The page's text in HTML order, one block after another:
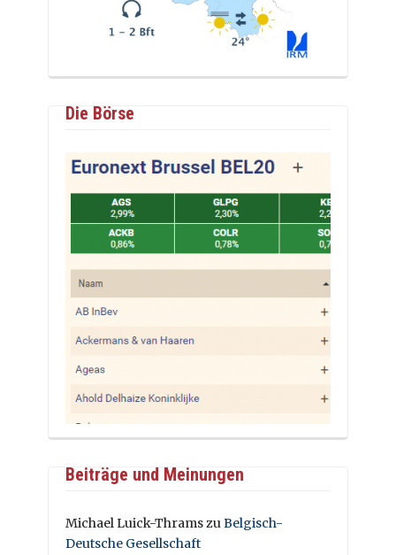
Die Börse
Beiträge und Meinungen
Michael Luick-ThramszuBelgisch-
Deutsche Gesellschaft